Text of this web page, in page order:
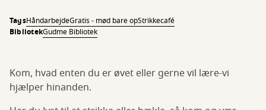
TagsHåndarbejdeGratis - mød bare opStrikkecafé
BibliotekGudme Bibliotek
Kom, hvad enten du er øvet eller gerne vil lære-vi
hjælper hinanden.